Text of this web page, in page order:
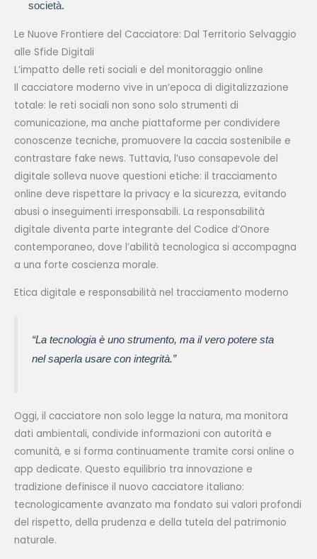
società.
Le Nuove Frontiere del Cacciatore: Dal Territorio Selvaggio
alle Sfide Digitali
L’impatto delle reti sociali e del monitoraggio online
Il cacciatore moderno vive in un’epoca di digitalizzazione
totale: le reti sociali non sono solo strumenti di
comunicazione, ma anche piattaforme per condividere
conoscenze tecniche, promuovere la caccia sostenibile e
contrastare fake news. Tuttavia, l’uso consapevole del
digitale solleva nuove questioni etiche: il tracciamento
online deve rispettare la privacy e la sicurezza, evitando
abusi o inseguimenti irresponsabili. La responsabilità
digitale diventa parte integrante del Codice d’Onore
contemporaneo, dove l’abilità tecnologica si accompagna
a una forte coscienza morale.
Etica digitale e responsabilità nel tracciamento moderno
“La tecnologia è uno strumento, ma il vero potere sta
nel saperla usare con integrità.”
Oggi, il cacciatore non solo legge la natura, ma monitora
dati ambientali, condivide informazioni con autorità e
comunità, e si forma continuamente tramite corsi online o
app dedicate. Questo equilibrio tra innovazione e
tradizione definisce il nuovo cacciatore italiano:
tecnologicamente avanzato ma fondato sui valori profondi
del rispetto, della prudenza e della tutela del patrimonio
naturale.